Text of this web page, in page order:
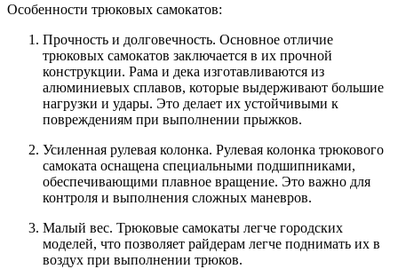
Особенности трюковых самокатов:
Прочность и долговечность. Основное отличие
трюковых самокатов заключается в их прочной
конструкции. Рама и дека изготавливаются из
алюминиевых сплавов, которые выдерживают большие
нагрузки и удары. Это делает их устойчивыми к
повреждениям при выполнении прыжков.
Усиленная рулевая колонка. Рулевая колонка трюкового
самоката оснащена специальными подшипниками,
обеспечивающими плавное вращение. Это важно для
контроля и выполнения сложных маневров.
Малый вес. Трюковые самокаты легче городских
моделей, что позволяет райдерам легче поднимать их в
воздух при выполнении трюков.